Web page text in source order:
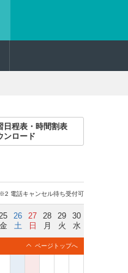
日程表・時間割表
ンロード
※2 電話キャンセル待ち受付可
金
26
土
27
日
28
月
29
火
30
水
ページトップへ